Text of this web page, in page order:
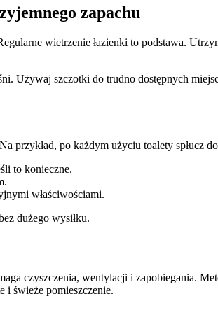
zapachu
wietrzenie łazienki to podstawa.
Używaj szczotki do trudno dostępnych
przykład, po każdym użyciu toalety
to konieczne.
właściwościami.
dużego wysiłku.
czyszczenia, wentylacji i zapobiegania.
i świeże pomieszczenie.